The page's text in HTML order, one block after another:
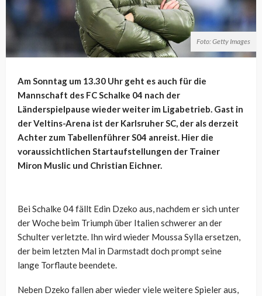
Foto: Getty Images
Am Sonntag um 13.30 Uhr geht es auch für die
Mannschaft des FC Schalke 04 nach der
Länderspielpause wieder weiter im Ligabetrieb. Gast in
der Veltins-Arena ist der Karlsruher SC, der als derzeit
Achter zum Tabellenführer S04 anreist. Hier die
voraussichtlichen Startaufstellungen der Trainer
Miron Muslic und Christian Eichner.
Bei Schalke 04 fällt Edin Dzeko aus, nachdem er sich unter
der Woche beim Triumph über Italien schwerer an der
Schulter verletzte. Ihn wird wieder Moussa Sylla ersetzen,
der beim letzten Mal in Darmstadt doch prompt seine
lange Torflaute beendete.
Neben Dzeko fallen aber wieder viele weitere Spieler aus,